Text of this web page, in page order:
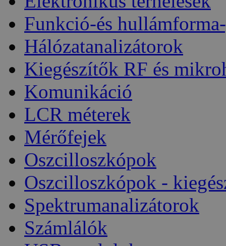
Funkció-és
Hálózatanalizátorok
Kiegészítők RF és
Komunikáció
LCR méterek
Mérőfejek
Oszcilloszkópok
Oszcilloszkópok -
Spektrumanalizátorok
Számlálók